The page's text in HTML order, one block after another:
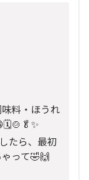
料・ほうれ
たら、最初
って🤣🙌